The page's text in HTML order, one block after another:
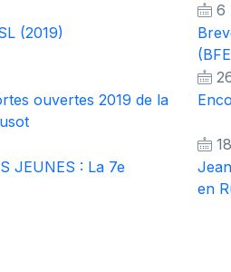
(2019)
6
ouvertes 2019 de la
JEUNES : La 7e
en